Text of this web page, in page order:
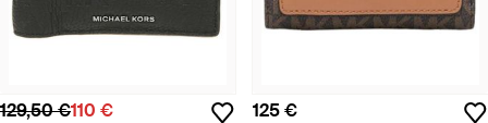
129,50 €110 € 125 €